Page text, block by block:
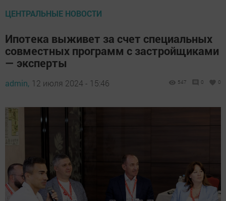
ЦЕНТРАЛЬНЫЕ НОВОСТИ
Ипотека выживет за счет специальных
совместных программ с застройщиками
— эксперты
admin, 12 июля 2024 - 15:46 547 0 0